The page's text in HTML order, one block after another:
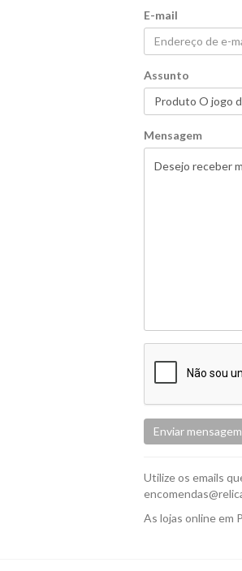
E-mail
Assunto
Mensagem
Enviar mensagem
Utilize os emails
As lojas online em